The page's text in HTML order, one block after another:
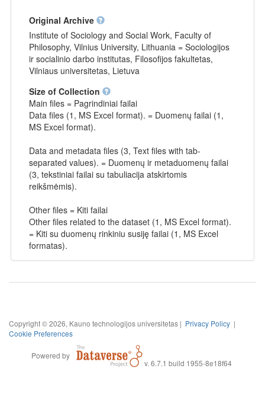
Original Archive
Institute of Sociology and Social Work, Faculty of
Philosophy, Vilnius University, Lithuania = Sociologijos
ir socialinio darbo institutas, Filosofijos fakultetas,
Vilniaus universitetas, Lietuva
Size of Collection
Main files = Pagrindiniai failai
Data files (1, MS Excel format). = Duomenų failai (1,
MS Excel format).
Data and metadata files (3, Text files with tab-
separated values). = Duomenų ir metaduomenų failai
(3, tekstiniai failai su tabuliacija atskirtomis
reikšmėmis).
Other files = Kiti failai
Other files related to the dataset (1, MS Excel format).
= Kiti su duomenų rinkiniu susiję failai (1, MS Excel
formatas).
Copyright © 2026, Kauno technologijos universitetas | Privacy Policy |
Cookie Preferences
Powered by
v. 6.7.1 build 1955-8e18f64